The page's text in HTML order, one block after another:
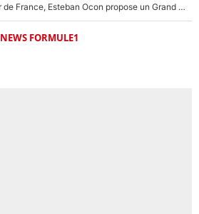
Comme pour le final du Tour de France, Esteban Ocon propose un Grand Prix de Formule 1 à Paris : «Autour de l’Arc de Triomphe, ce serait génial» !
NEWS FORMULE1